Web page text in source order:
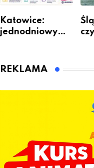
Katowice:
jednodniowy
animatora
REKLAMA